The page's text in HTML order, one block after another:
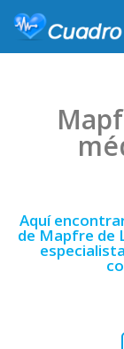
Aquí
de Mapfre de